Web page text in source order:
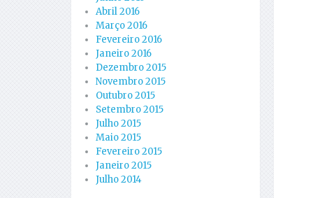
Abril 2016
Março 2016
Fevereiro 2016
Janeiro 2016
Dezembro 2015
Novembro 2015
Outubro 2015
Setembro 2015
Julho 2015
Maio 2015
Fevereiro 2015
Janeiro 2015
Julho 2014